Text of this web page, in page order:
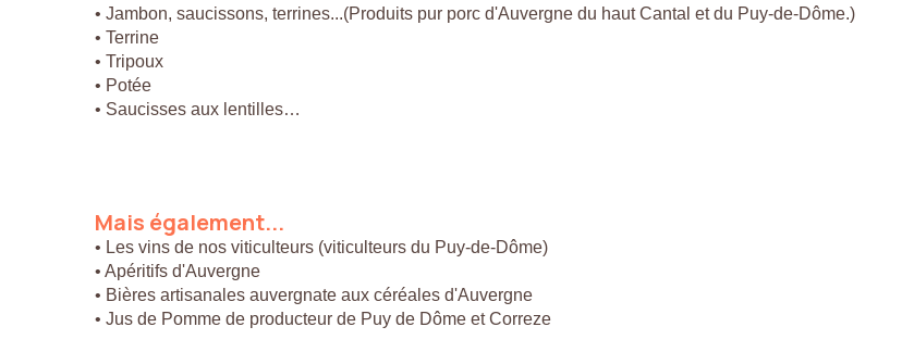
• Jambon, saucissons, terrines...(Produits pur porc d'Auvergne du haut Cantal et du Puy-de-Dôme.)
• Terrine
• Tripoux
• Potée
• Saucisses aux lentilles…
Mais également...
• Les vins de nos viticulteurs (viticulteurs du Puy-de-Dôme)
• Apéritifs d'Auvergne
• Bières artisanales auvergnate aux céréales d'Auvergne
• Jus de Pomme de producteur de Puy de Dôme et Correze